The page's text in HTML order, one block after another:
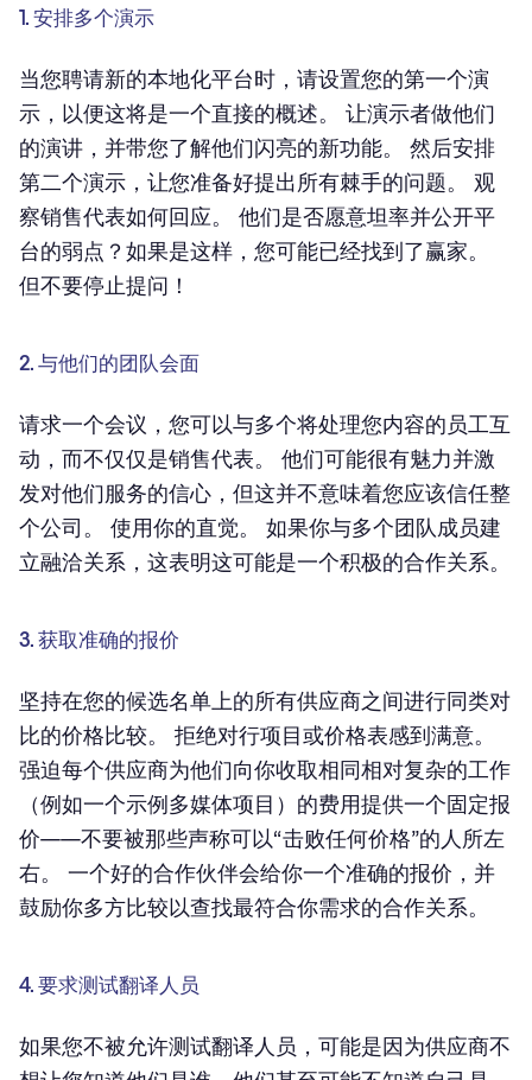
1. 安排多个演示
当您聘请新的本地化平台时，请设置您的第一个演
示，以便这将是一个直接的概述。 让演示者做他们
的演讲，并带您了解他们闪亮的新功能。 然后安排
第二个演示，让您准备好提出所有棘手的问题。 观
察销售代表如何回应。 他们是否愿意坦率并公开平
台的弱点？如果是这样，您可能已经找到了赢家。
但不要停止提问！
2. 与他们的团队会面
请求一个会议，您可以与多个将处理您内容的员工互
动，而不仅仅是销售代表。 他们可能很有魅力并激
发对他们服务的信心，但这并不意味着您应该信任整
个公司。 使用你的直觉。 如果你与多个团队成员建
立融洽关系，这表明这可能是一个积极的合作关系。
3. 获取准确的报价
坚持在您的候选名单上的所有供应商之间进行同类对
比的价格比较。 拒绝对行项目或价格表感到满意。
强迫每个供应商为他们向你收取相同相对复杂的工作
（例如一个示例多媒体项目）的费用提供一个固定报
价——不要被那些声称可以“击败任何价格”的人所左
右。 一个好的合作伙伴会给你一个准确的报价，并
鼓励你多方比较以查找最符合你需求的合作关系。
4. 要求测试翻译人员
如果您不被允许测试翻译人员，可能是因为供应商不